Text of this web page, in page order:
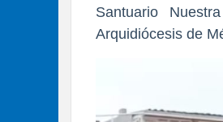
Santuario
Arquidiócesis de